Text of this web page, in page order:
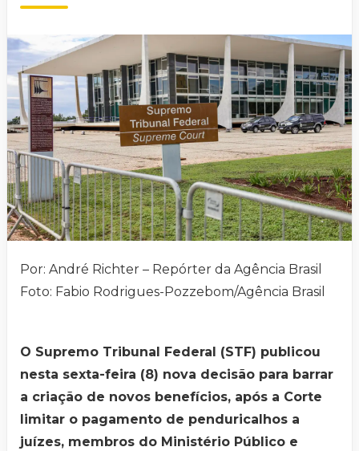
Por: André Richter – Repórter da Agência Brasil
Foto: Fabio Rodrigues-Pozzebom/Agência Brasil
O Supremo Tribunal Federal (STF) publicou
nesta sexta-feira (8) nova decisão para barrar
a criação de novos benefícios, após a Corte
limitar o pagamento de penduricalhos a
juízes, membros do Ministério Público e